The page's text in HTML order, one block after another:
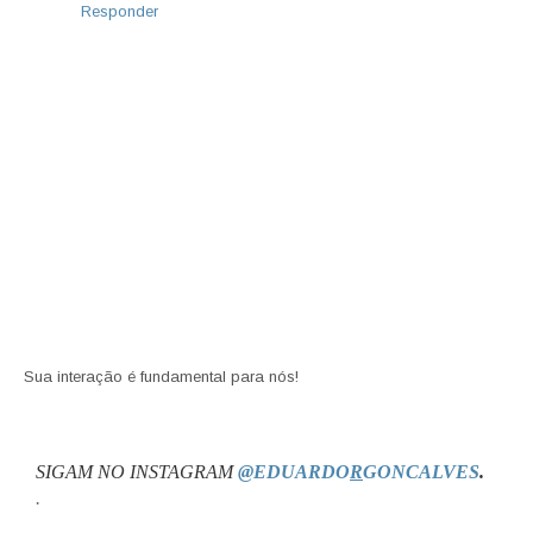
Responder
Sua interação é fundamental para nós!
SIGAM NO INSTAGRAM@EDUARDORGONCALVES.
.